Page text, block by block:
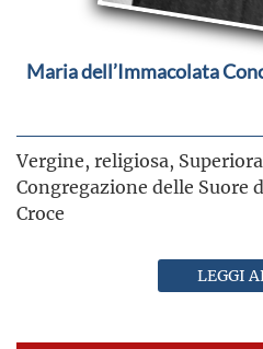
Maria dell’Immacolata
Vergine, religiosa,
Congregazione delle Suore
Croce
LEGGI